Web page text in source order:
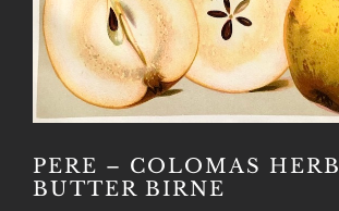
PERE – COLOMAS
BUTTER BIRNE